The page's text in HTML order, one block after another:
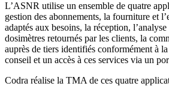
L’ASNR utilise un ensemble de quatre
gestion des abonnements, la fourniture et
adaptés aux besoins, la réception,
dosimètres retournés par les clients, la
auprès de tiers identifiés conformément à
conseil et un accès à ces services via un
Codra réalise la TMA de ces quatre